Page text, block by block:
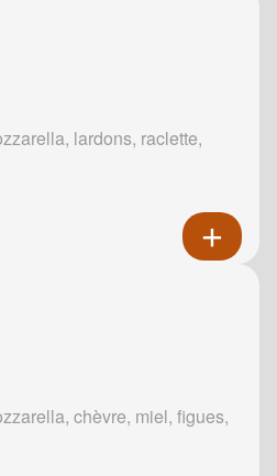
lardons, raclette,
chèvre, miel, figues,